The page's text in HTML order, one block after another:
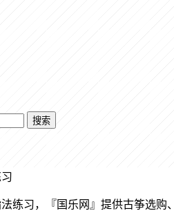
搜索
练习，『国乐网』提供古筝选